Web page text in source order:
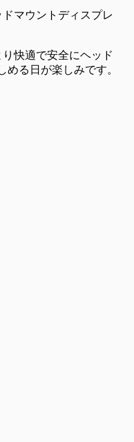
マウントディスプレ
快適で安全にヘッド
る日が楽しみです。